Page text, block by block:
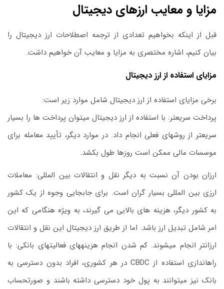
مزایا و معایب ارزهای دیجیتال
قبل از اینکه بخواهیم تعدادی از ترجمه اصطلاحات ارز دیجیتال را
بیان کنیم، اشاره مختصری به مزایا و معایب آن خواهیم داشت.
مزایای استفاده از ارز دیجیتال
برخی مزایای استفاده از ارز دیجیتال شامل موارد زیر است:
پرداخت سریعتر: با استفاده از ارز دیجیتال میتوان پرداخت ها را بسیار
سریعتر از روشهای فعلی انجام داد. در موارد دیگر، تأیید معامله برای
موسسات مالی ممکن است روزها طول بکشد.
ارزان بودن آن نسبت به دیگر نقل و انتقالات بین المللی: معاملات
ارزی بین المللی بسیار گران است. برای جابجایی وجوه از یک کشور
به کشور دیگر، هزینه های بالایی می گیرند، به ویژه هنگامی که این
امر شامل تبدیل ارز باشد. اما از طریق ارز دیجیتال این نقل و انتقالات
ارزانتر انجام میشوند. کم شدن انجام هزینههای فعالیتهای بانکی: با
راهاندازی استفاده از CBDC در هر کشوری، افراد بدون دسترسی به
بانک نیز میتوانند به پول خود دسترسی داشته باشند و صورتحساب